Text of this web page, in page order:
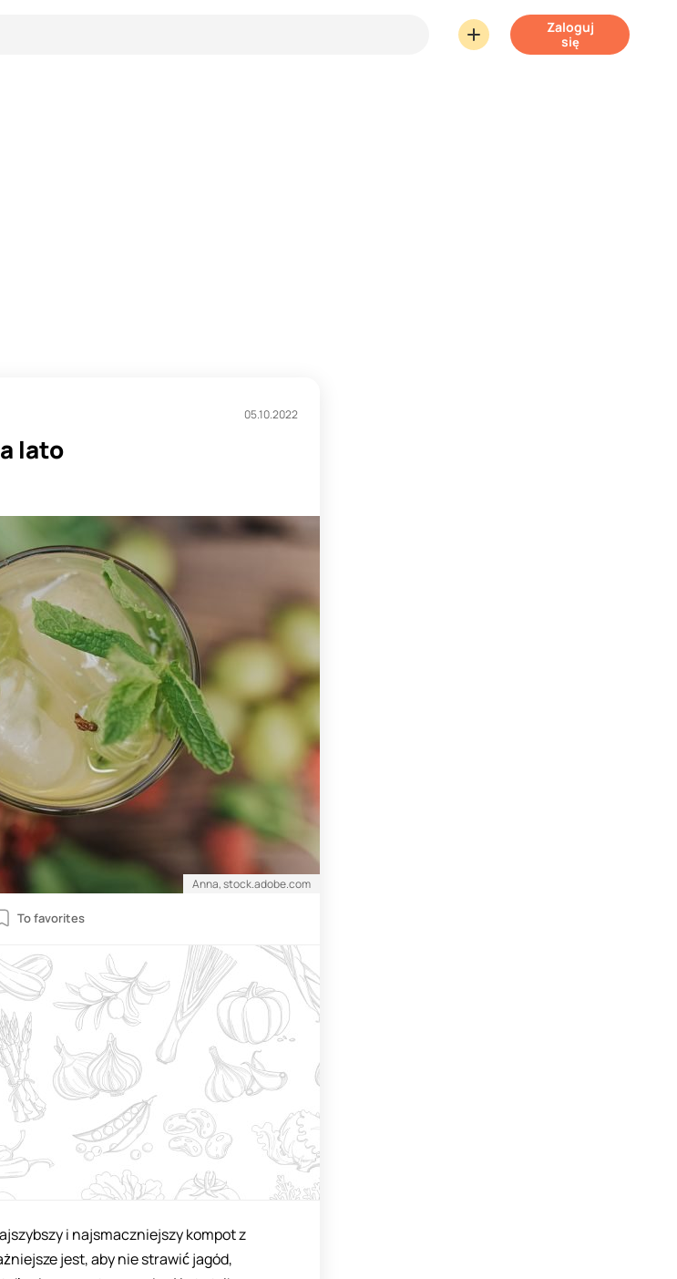
Zaloguj
się
05.10.2022
lato
Anna, stock.adobe.com
i najsmaczniejszy kompot z
jest, aby nie strawić jagód,